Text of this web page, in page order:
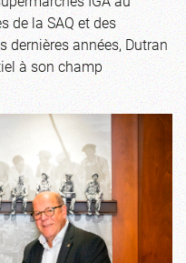
de la SAQ et des
dernières années, Dutran
à son champ